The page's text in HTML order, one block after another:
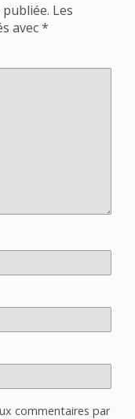
Les
avec*
commentaires par